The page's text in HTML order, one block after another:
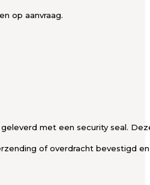
op aanvraag.
met een security seal.
of overdracht bevestigd